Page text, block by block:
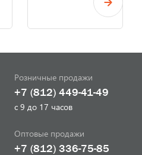
Розничные продажи
+7 (812) 449-41-49
с 9 до 17 часов
Оптовые продажи
+7 (812) 336-75-85